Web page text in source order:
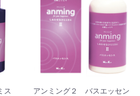
ス
アンミング２ バスエッセン